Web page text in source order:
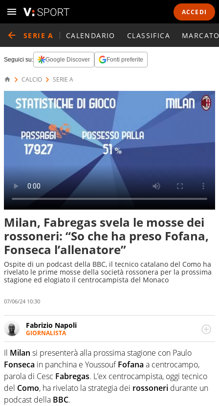
ACCEDI
SERIE A CALENDARIO CLASSIFICA
Seguici su: Google Discover Fonti preferite
CALCIO SERIE A
Milan, Fabregas svela le mosse dei
rossoneri: “So che ha preso Fofana,
Fonseca l’allenatore”
Ospite di un podcast della BBC, il tecnico catalano del Como ha
rivelato le prime mosse della società rossonera per la prossima
stagione ed elogiato il centrocampista del Monaco
07/06/24 10:30
Fabrizio Napoli
GIORNALISTA
Giornalista professionista, per Virgilio Sport segue anche
il calcio ma è con la pallanuoto che esalta competenze e
passioni. Cura la comunicazione di HaBaWaBa, il più
grande festival di waterpolo per bambini al mondo
Il Milan si presenterà alla prossima stagione con Paulo
Fonseca in panchina e YoussoufFofana a centrocampo,
parola di Cesc Fabregas. L’ex centrocampista, oggi tecnico
del Como, ha rivelato la strategia dei rossoneri durante un
podcast della BBC.